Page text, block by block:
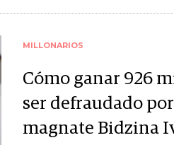
MILLONARIOS
Cómo ganar 926
ser defraudado
magnate Bidzina